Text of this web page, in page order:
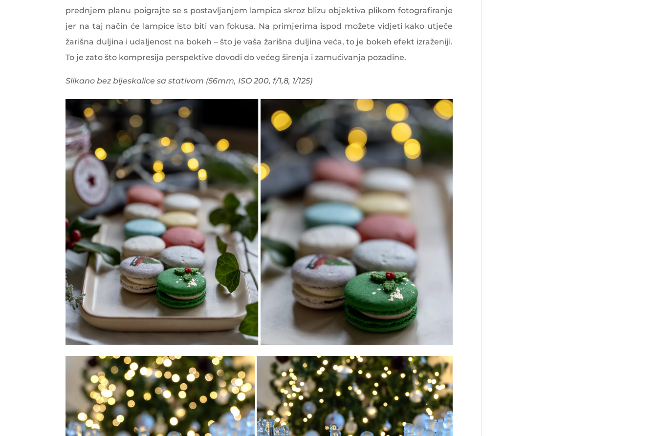
prednjem planu poigrajte se s postavljanjem lampica skroz blizu objektiva plikom fotografiranje
jer na taj način će lampice isto biti van fokusa. Na primjerima ispod možete vidjeti kako utječe
žarišna duljina i udaljenost na bokeh – što je vaša žarišna duljina veća, to je bokeh efekt izraženiji.
To je zato što kompresija perspektive dovodi do većeg širenja i zamućivanja pozadine.
Slikano bez bljeskalice sa stativom (56mm, ISO 200, f/1,8, 1/125)